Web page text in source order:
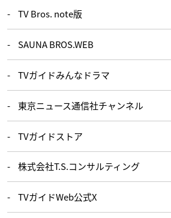
TV Bros. note版
SAUNA BROS.WEB
TVガイドみんなドラマ
東京ニュース通信社チャンネル
TVガイドストア
株式会社T.S.コンサルティング
TVガイドWeb公式X